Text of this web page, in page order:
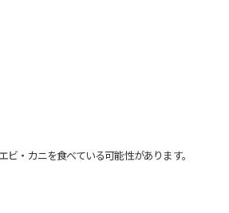
・カニを食べている可能性があります。